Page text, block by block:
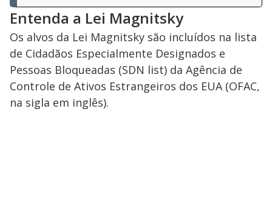
Entenda a Lei Magnitsky
Os alvos da Lei Magnitsky são incluídos na lista
de Cidadãos Especialmente Designados e
Pessoas Bloqueadas (SDN list) da Agência de
Controle de Ativos Estrangeiros dos EUA (OFAC,
na sigla em inglês).